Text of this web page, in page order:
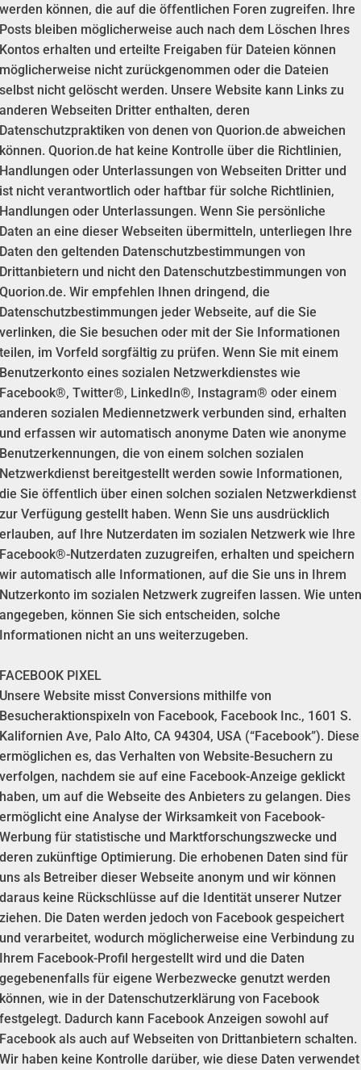
werden können, die auf die öffentlichen Foren zugreifen. Ihre
Posts bleiben möglicherweise auch nach dem Löschen Ihres
Kontos erhalten und erteilte Freigaben für Dateien können
möglicherweise nicht zurückgenommen oder die Dateien
selbst nicht gelöscht werden. Unsere Website kann Links zu
anderen Webseiten Dritter enthalten, deren
Datenschutzpraktiken von denen von Quorion.de abweichen
können. Quorion.de hat keine Kontrolle über die Richtlinien,
Handlungen oder Unterlassungen von Webseiten Dritter und
ist nicht verantwortlich oder haftbar für solche Richtlinien,
Handlungen oder Unterlassungen. Wenn Sie persönliche
Daten an eine dieser Webseiten übermitteln, unterliegen Ihre
Daten den geltenden Datenschutzbestimmungen von
Drittanbietern und nicht den Datenschutzbestimmungen von
Quorion.de. Wir empfehlen Ihnen dringend, die
Datenschutzbestimmungen jeder Webseite, auf die Sie
verlinken, die Sie besuchen oder mit der Sie Informationen
teilen, im Vorfeld sorgfältig zu prüfen. Wenn Sie mit einem
Benutzerkonto eines sozialen Netzwerkdienstes wie
Facebook®, Twitter®, LinkedIn®, Instagram® oder einem
anderen sozialen Mediennetzwerk verbunden sind, erhalten
und erfassen wir automatisch anonyme Daten wie anonyme
Benutzerkennungen, die von einem solchen sozialen
Netzwerkdienst bereitgestellt werden sowie Informationen,
die Sie öffentlich über einen solchen sozialen Netzwerkdienst
zur Verfügung gestellt haben. Wenn Sie uns ausdrücklich
erlauben, auf Ihre Nutzerdaten im sozialen Netzwerk wie Ihre
Facebook®-Nutzerdaten zuzugreifen, erhalten und speichern
wir automatisch alle Informationen, auf die Sie uns in Ihrem
Nutzerkonto im sozialen Netzwerk zugreifen lassen. Wie unten
angegeben, können Sie sich entscheiden, solche
Informationen nicht an uns weiterzugeben.
FACEBOOK PIXEL
Unsere Website misst Conversions mithilfe von
Besucheraktionspixeln von Facebook, Facebook Inc., 1601 S.
Kalifornien Ave, Palo Alto, CA 94304, USA (“Facebook”). Diese
ermöglichen es, das Verhalten von Website-Besuchern zu
verfolgen, nachdem sie auf eine Facebook-Anzeige geklickt
haben, um auf die Webseite des Anbieters zu gelangen. Dies
ermöglicht eine Analyse der Wirksamkeit von Facebook-
Werbung für statistische und Marktforschungszwecke und
deren zukünftige Optimierung. Die erhobenen Daten sind für
uns als Betreiber dieser Webseite anonym und wir können
daraus keine Rückschlüsse auf die Identität unserer Nutzer
ziehen. Die Daten werden jedoch von Facebook gespeichert
und verarbeitet, wodurch möglicherweise eine Verbindung zu
Ihrem Facebook-Profil hergestellt wird und die Daten
gegebenenfalls für eigene Werbezwecke genutzt werden
können, wie in der Datenschutzerklärung von Facebook
festgelegt. Dadurch kann Facebook Anzeigen sowohl auf
Facebook als auch auf Webseiten von Drittanbietern schalten.
Wir haben keine Kontrolle darüber, wie diese Daten verwendet